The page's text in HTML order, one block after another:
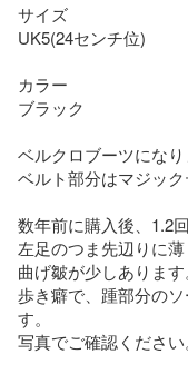
サイズ
UK5(24センチ位)
カラー
ブラック
ベルクロブーツになり
ベルト部分はマジック
数年前に購入後、1.2回
左足のつま先辺りに薄
曲げ皺が少しあります
歩き癖で、踵部分の
す。
写真でご確認ください